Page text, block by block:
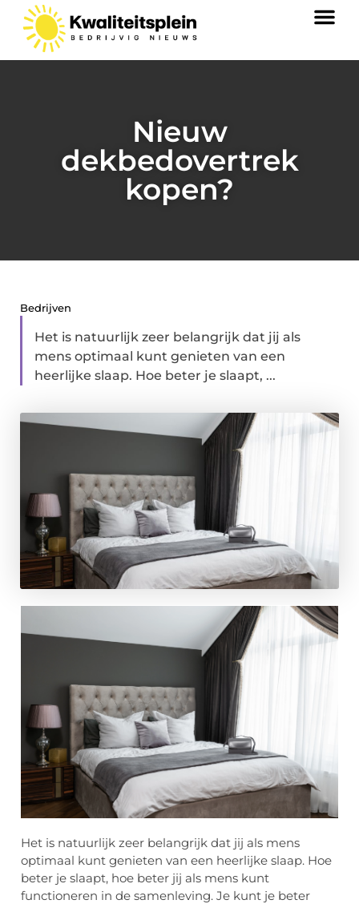
Nieuw
dekbedovertrek
kopen?
Bedrijven
Het is natuurlijk zeer belangrijk dat jij als
mens optimaal kunt genieten van een
heerlijke slaap. Hoe beter je slaapt, ...
Het is natuurlijk zeer belangrijk dat jij als mens
optimaal kunt genieten van een heerlijke slaap. Hoe
beter je slaapt, hoe beter jij als mens kunt
functioneren in de samenleving. Je kunt je beter